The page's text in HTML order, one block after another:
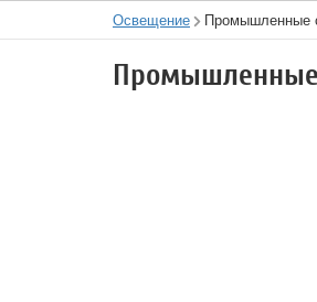
Освещение Промышленные